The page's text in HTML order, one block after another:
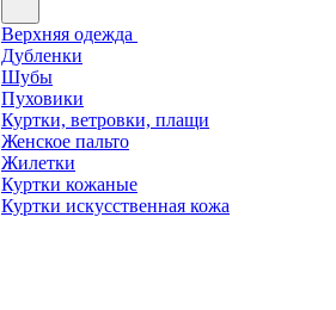
Верхняя одежда
Дубленки
Шубы
Пуховики
Куртки, ветровки, плащи
Женское пальто
Жилетки
Куртки кожаные
Куртки искусственная кожа